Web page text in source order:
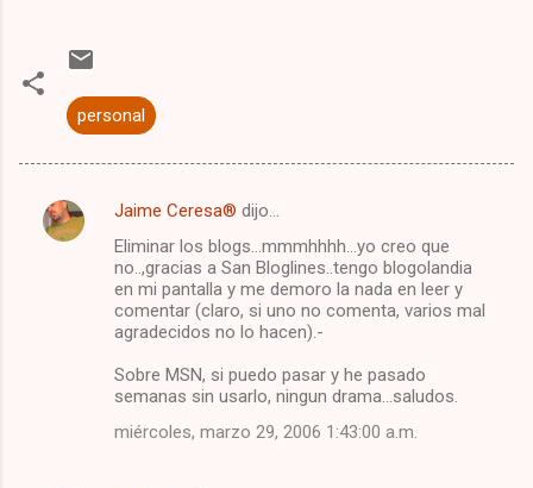
personal
C
Jaime Ceresa® dijo…
Eliminar los blogs...mmmhhhh...yo creo que
no..,gracias a San Bloglines..tengo blogolandia
en mi pantalla y me demoro la nada en leer y
comentar (claro, si uno no comenta, varios mal
agradecidos no lo hacen).-
Sobre MSN, si puedo pasar y he pasado
semanas sin usarlo, ningun drama...saludos.
miércoles, marzo 29, 2006 1:43:00 a.m.